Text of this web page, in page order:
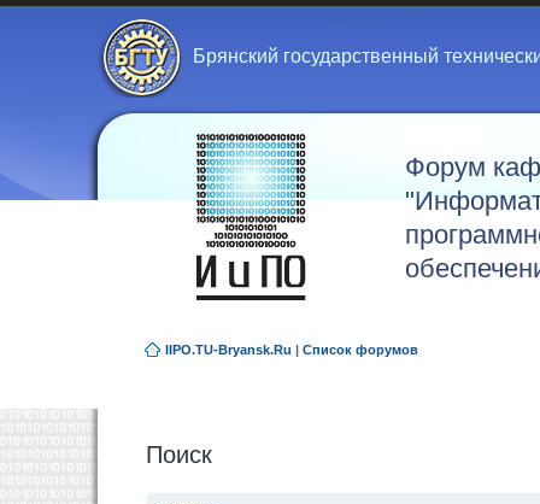
Брянский государственный
Форум
IIPO.TU-Bryansk.Ru | Список форумов
Поиск